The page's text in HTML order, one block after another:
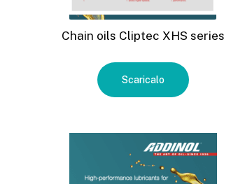
Chain oils Cliptec XHS series
Scaricalo